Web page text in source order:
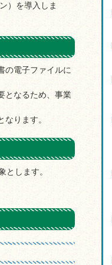
）を導入しま
の電子ファイルに
となるため、事業
ります。
します。